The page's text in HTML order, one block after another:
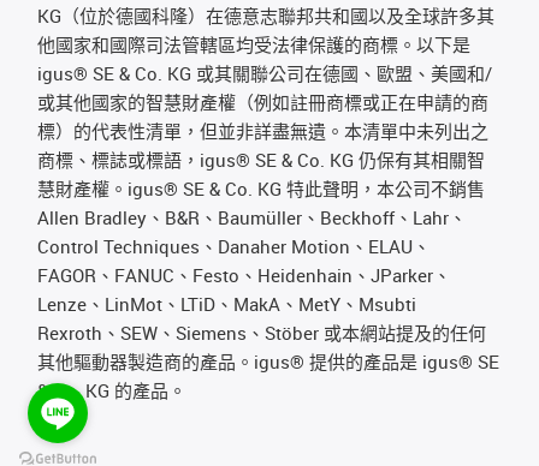
KG（位於德國科隆）在德意志聯邦共和國以及全球許多其
他國家和國際司法管轄區均受法律保護的商標。以下是
igus® SE & Co. KG 或其關聯公司在德國、歐盟、美國和/
或其他國家的智慧財產權（例如註冊商標或正在申請的商
標）的代表性清單，但並非詳盡無遺。本清單中未列出之
商標、標誌或標語，igus® SE & Co. KG 仍保有其相關智
慧財產權。igus® SE & Co. KG 特此聲明，本公司不銷售
Allen Bradley、B&R、Baumüller、Beckhoff、Lahr、
Control Techniques、Danaher Motion、ELAU、
FAGOR、FANUC、Festo、Heidenhain、JParker、
Lenze、LinMot、LTiD、MakA、MetY、Msubti
Rexroth、SEW、Siemens、Stöber 或本網站提及的任何
其他驅動器製造商的產品。igus® 提供的產品是 igus® SE
& Co. KG 的產品。